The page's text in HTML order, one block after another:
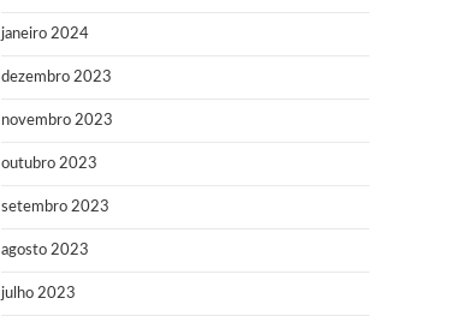
janeiro 2024
dezembro 2023
novembro 2023
outubro 2023
setembro 2023
agosto 2023
julho 2023